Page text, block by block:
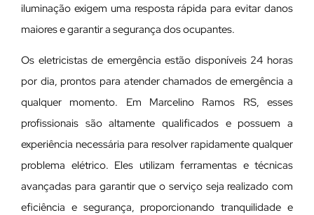
iluminação exigem uma resposta rápida para evitar danos
maiores e garantir a segurança dos ocupantes.
Os eletricistas de emergência estão disponíveis 24 horas
por dia, prontos para atender chamados de emergência a
qualquer momento. Em Marcelino Ramos RS, esses
profissionais são altamente qualificados e possuem a
experiência necessária para resolver rapidamente qualquer
problema elétrico. Eles utilizam ferramentas e técnicas
avançadas para garantir que o serviço seja realizado com
eficiência e segurança, proporcionando tranquilidade e